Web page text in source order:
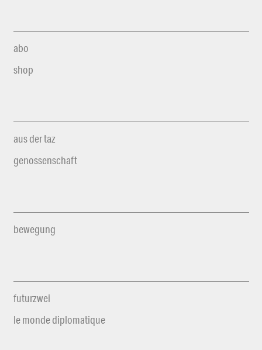
abo
shop
aus der taz
genossenschaft
bewegung
futurzwei
le monde diplomatique